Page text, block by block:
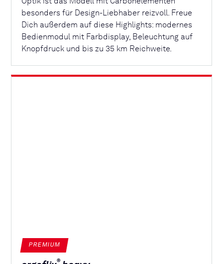
besonders für Design-Liebhaber reizvoll. Freue
Dich außerdem auf diese Highlights: modernes
Bedienmodul mit Farbdisplay, Beleuchtung auf
Knopfdruck und bis zu 35 km Reichweite.
PREMIUM
®